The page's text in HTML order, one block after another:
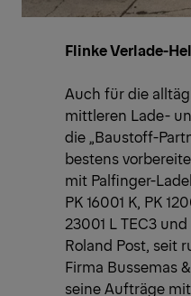
Flinke Verlade-
Auch für die
mittleren Lade-
die „Baustoff-
bestens
mit Palfinger-
PK 16001 K, PK
23001 L TEC3
Roland Post, seit
Firma Bussemas
seine Aufträge